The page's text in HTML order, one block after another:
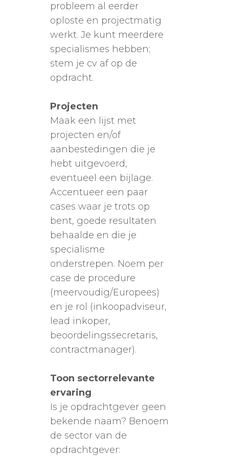
probleem al eerder
oploste en projectmatig
werkt. Je kunt meerdere
specialismes hebben;
stem je cv af op de
opdracht.
Projecten
Maak een lijst met
projecten en/of
aanbestedingen die je
hebt uitgevoerd,
eventueel een bijlage.
Accentueer een paar
cases waar je trots op
bent, goede resultaten
behaalde en die je
specialisme
onderstrepen. Noem per
case de procedure
(meervoudig/Europees)
en je rol (inkoopadviseur,
lead inkoper,
beoordelingssecretaris,
contractmanager).
Toon sectorrelevante
ervaring
Is je opdrachtgever geen
bekende naam? Benoem
de sector van de
opdrachtgever: